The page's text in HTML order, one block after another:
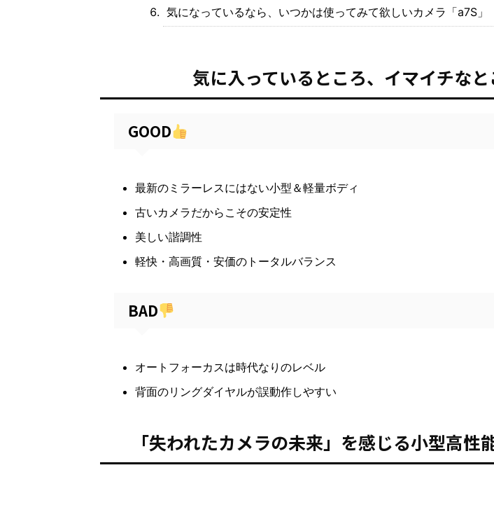
気になっているなら、いつかは使ってみて欲しいカメラ「a7S」
気に入っているところ、イマイチなと
GOOD
最新のミラーレスにはない小型＆軽量ボディ
古いカメラだからこその安定性
美しい諧調性
軽快・高画質・安価のトータルバランス
BAD
オートフォーカスは時代なりのレベル
背面のリングダイヤルが誤動作しやすい
「失われたカメラの未来」を感じる小型高性